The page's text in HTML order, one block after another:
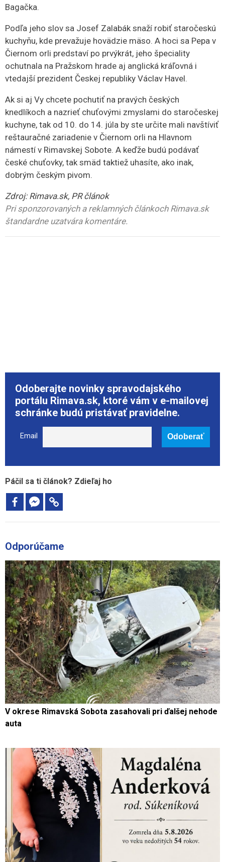
Bagačka.
Podľa jeho slov sa Josef Zalabák snaží robiť staročeskú
kuchyňu, kde prevažuje hovädzie mäso. A hoci sa Pepa v
Čiernom orli predstaví po prvýkrát, jeho špeciality
ochutnala na Pražskom hrade aj anglická kráľovná i
vtedajší prezident Českej republiky Václav Havel.
Ak si aj Vy chcete pochutiť na pravých českých
knedlíkoch a nazrieť chuťovými zmyslami do staročeskej
kuchyne, tak od 10. do 14. júla by ste určite mali navštíviť
reštauračné zariadenie v Čiernom orli na Hlavnom
námestí v Rimavskej Sobote. A keďže budú podávať
české chuťovky, tak smäd taktiež uhasíte, ako inak,
dobrým českým pivom.
Zdroj: Rimava.sk, PR článok
Pri sponzorovaných a reklamných článkoch Rimava.sk
štandardne uzatvára komentáre.
Odoberajte novinky spravodajského
portálu Rimava.sk, ktoré vám v e-mailovej
schránke budú pristávať pravidelne.
Email
Páčil sa ti článok? Zdieľaj ho
Odporúčame
V okrese Rimavská Sobota zasahovali pri ďalšej nehode
auta